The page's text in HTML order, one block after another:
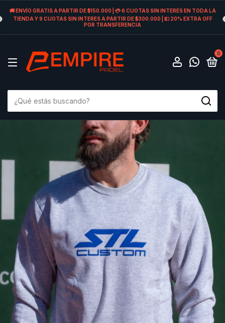
🚚 ENVÍO GRATIS A PARTIR DE $150.000 | 💳 6 CUOTAS SIN INTERÉS EN TODA LA
TIENDA Y 9 CUOTAS SIN INTERES A PARTIR DE $300.000 | 💵 20% EXTRA OFF
POR TRANSFERENCIA
0